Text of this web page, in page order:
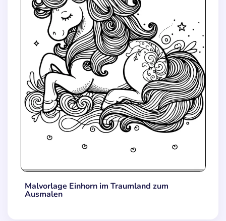
Malvorlage Einhorn im Traumland zum
Ausmalen